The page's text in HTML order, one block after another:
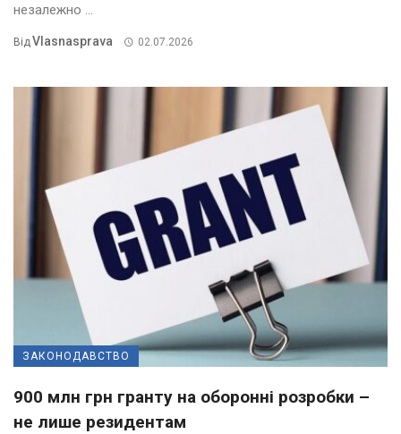
незалежно ...
ВідVlasnasprava 02.07.2026
ЗАКОНОДАВСТВО
900 млн грн гранту на оборонні розробки –
не лише резидентам